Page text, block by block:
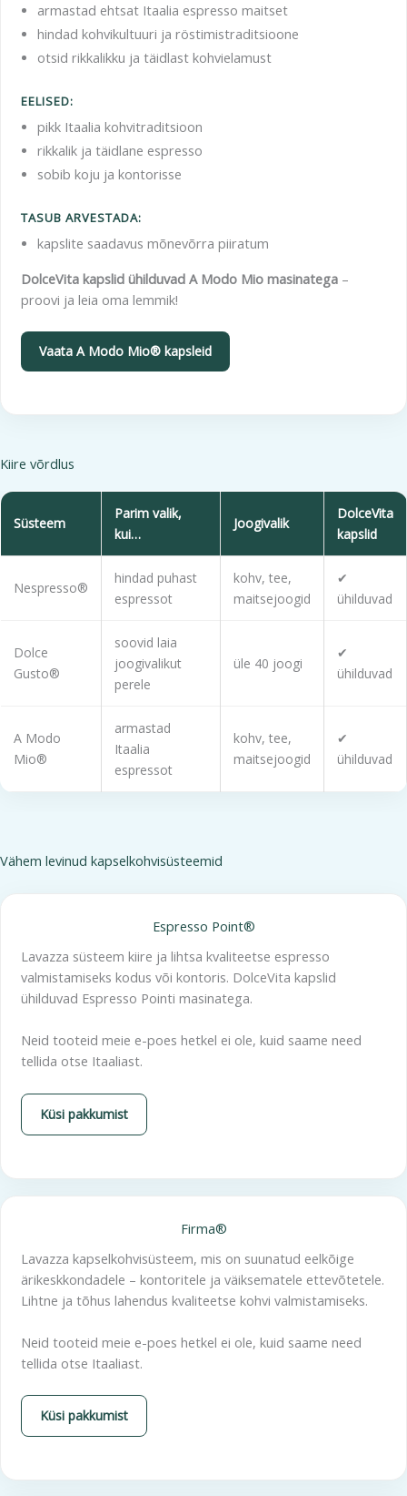
armastad ehtsat Itaalia espresso maitset
hindad kohvikultuuri ja röstimistraditsioone
otsid rikkalikku ja täidlast kohvielamust
EELISED:
pikk Itaalia kohvitraditsioon
rikkalik ja täidlane espresso
sobib koju ja kontorisse
TASUB ARVESTADA:
kapslite saadavus mõnevõrra piiratum
DolceVita kapslid ühilduvad A Modo Mio masinatega –
proovi ja leia oma lemmik!
Vaata A Modo Mio® kapsleid
Kiire võrdlus
Süsteem
Parim valik,
kui…
Joogivalik
DolceVita
kapslid
Nespresso®
hindad puhast
espressot
kohv, tee,
maitsejoogid
✔
ühilduvad
Dolce
Gusto®
soovid laia
joogivalikut
perele
üle 40 joogi
✔
ühilduvad
A Modo
Mio®
armastad
Itaalia
espressot
kohv, tee,
maitsejoogid
✔
ühilduvad
Vähem levinud kapselkohvisüsteemid
Espresso Point®
Lavazza süsteem kiire ja lihtsa kvaliteetse espresso
valmistamiseks kodus või kontoris. DolceVita kapslid
ühilduvad Espresso Pointi masinatega.
Neid tooteid meie e-poes hetkel ei ole, kuid saame need
tellida otse Itaaliast.
Küsi pakkumist
Firma®
Lavazza kapselkohvisüsteem, mis on suunatud eelkõige
ärikeskkondadele – kontoritele ja väiksematele ettevõtetele.
Lihtne ja tõhus lahendus kvaliteetse kohvi valmistamiseks.
Neid tooteid meie e-poes hetkel ei ole, kuid saame need
tellida otse Itaaliast.
Küsi pakkumist